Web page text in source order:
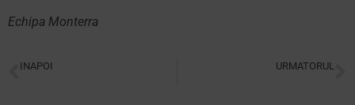
Echipa Monterra
INAPOI URMATORUL